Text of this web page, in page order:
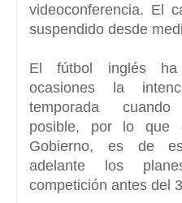
videoconferencia. El
suspendido desde
El fútbol inglés
ocasiones la
temporada
posible, por lo que
Gobierno, es de
adelante los
competición antes del